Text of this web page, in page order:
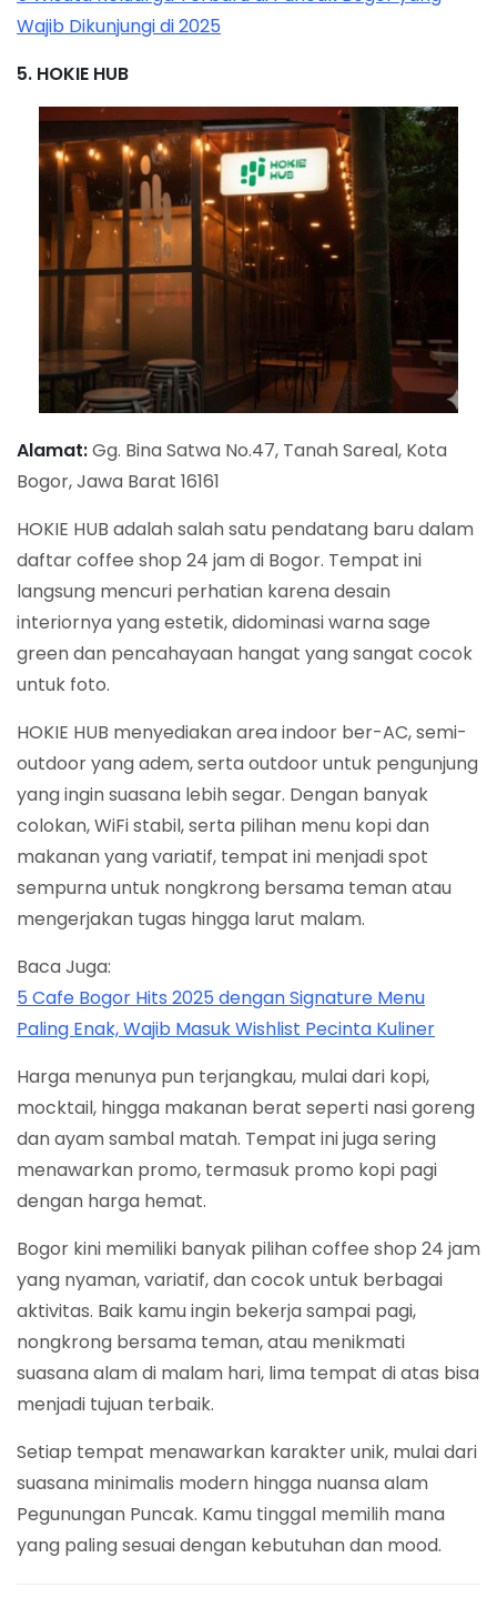
Wajib Dikunjungi di 2025
5. HOKIE HUB
Alamat:Gg. Bina Satwa No.47, Tanah Sareal, Kota
Bogor, Jawa Barat 16161
HOKIE HUB adalah salah satu pendatang baru dalam
daftar coffee shop 24 jam di Bogor. Tempat ini
langsung mencuri perhatian karena desain
interiornya yang estetik, didominasi warna sage
green dan pencahayaan hangat yang sangat cocok
untuk foto.
HOKIE HUB menyediakan area indoor ber-AC, semi-
outdoor yang adem, serta outdoor untuk pengunjung
yang ingin suasana lebih segar. Dengan banyak
colokan, WiFi stabil, serta pilihan menu kopi dan
makanan yang variatif, tempat ini menjadi spot
sempurna untuk nongkrong bersama teman atau
mengerjakan tugas hingga larut malam.
Baca Juga:
5 Cafe Bogor Hits 2025 dengan Signature Menu
Paling Enak, Wajib Masuk Wishlist Pecinta Kuliner
Harga menunya pun terjangkau, mulai dari kopi,
mocktail, hingga makanan berat seperti nasi goreng
dan ayam sambal matah. Tempat ini juga sering
menawarkan promo, termasuk promo kopi pagi
dengan harga hemat.
Bogor kini memiliki banyak pilihan coffee shop 24 jam
yang nyaman, variatif, dan cocok untuk berbagai
aktivitas. Baik kamu ingin bekerja sampai pagi,
nongkrong bersama teman, atau menikmati
suasana alam di malam hari, lima tempat di atas bisa
menjadi tujuan terbaik.
Setiap tempat menawarkan karakter unik, mulai dari
suasana minimalis modern hingga nuansa alam
Pegunungan Puncak. Kamu tinggal memilih mana
yang paling sesuai dengan kebutuhan dan mood.